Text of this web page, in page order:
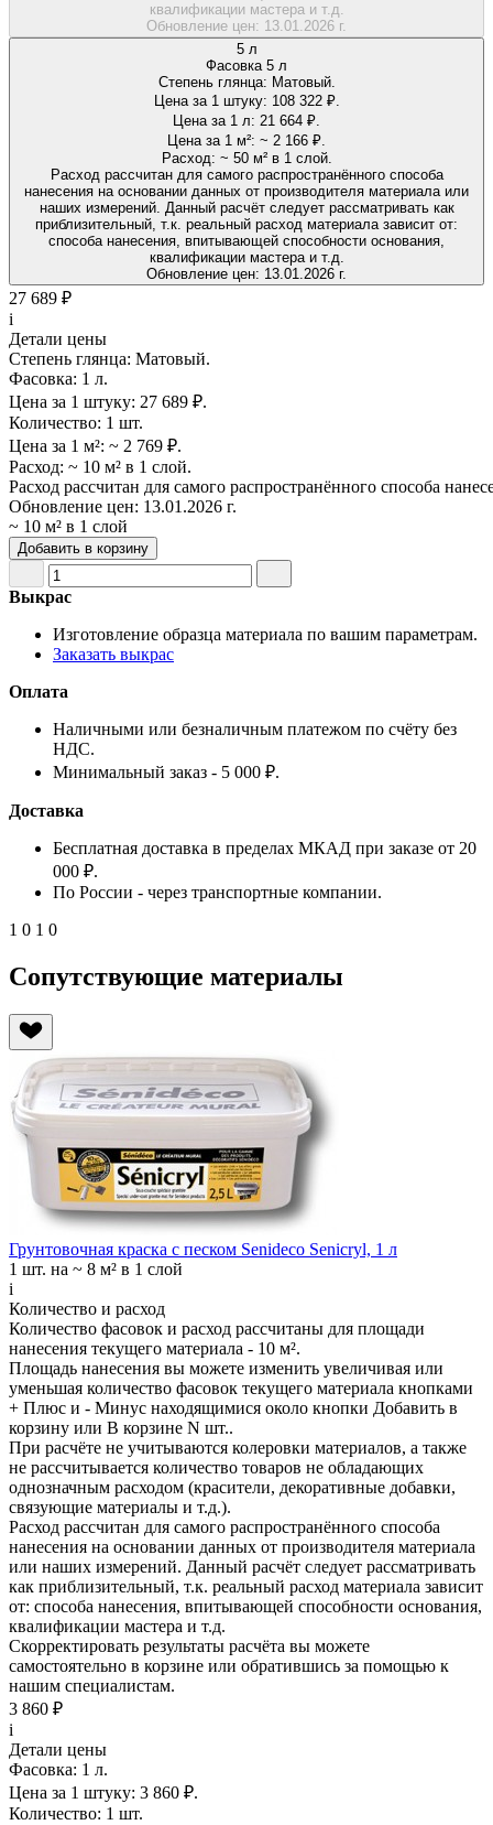
квалификации мастера и т.д.
Обновление цен: 13.01.2026 г.
5 л
Фасовка 5 л
Степень глянца: Матовый.
Цена за 1 штуку: 108 322 ₽.
Цена за 1 л: 21 664 ₽.
Цена за 1 м²: ~ 2 166 ₽.
Расход: ~ 50 м² в 1 слой.
Расход рассчитан для самого распространённого способа
нанесения на основании данных от производителя материала или
наших измерений. Данный расчёт следует рассматривать как
приблизительный, т.к. реальный расход материала зависит от:
способа нанесения, впитывающей способности основания,
квалификации мастера и т.д.
Обновление цен: 13.01.2026 г.
27 689 ₽
i
Детали цены
Степень глянца: Матовый.
Фасовка: 1 л.
Цена за 1 штуку: 27 689 ₽.
Количество: 1 шт.
Цена за 1 м²: ~ 2 769 ₽.
Расход: ~ 10 м² в 1 слой.
Расход рассчитан для самого распространённого способа
Обновление цен: 13.01.2026 г.
~ 10 м² в 1 слой
Добавить в корзину
Выкрас
Изготовление образца материала по вашим параметрам.
Заказать выкрас
Оплата
Наличными или безналичным платежом по счёту без
НДС.
Минимальный заказ - 5 000 ₽.
Доставка
Бесплатная доставка в пределах МКАД при заказе от 20
000 ₽.
По России - через транспортные компании.
1 0 1 0
Сопутствующие материалы
Грунтовочная краска с песком Senideco Senicryl, 1 л
1 шт. на ~ 8 м² в 1 слой
i
Количество и расход
Количество фасовок и расход рассчитаны для площади
нанесения текущего материала - 10 м².
Площадь нанесения вы можете изменить увеличивая или
уменьшая количество фасовок текущего материала кнопками
+ Плюс и - Минус находящимися около кнопки Добавить в
корзину или В корзине N шт..
При расчёте не учитываются колеровки материалов, а также
не рассчитывается количество товаров не обладающих
однозначным расходом (красители, декоративные добавки,
связующие материалы и т.д.).
Расход рассчитан для самого распространённого способа
нанесения на основании данных от производителя материала
или наших измерений. Данный расчёт следует рассматривать
как приблизительный, т.к. реальный расход материала зависит
от: способа нанесения, впитывающей способности основания,
квалификации мастера и т.д.
Скорректировать результаты расчёта вы можете
самостоятельно в корзине или обратившись за помощью к
нашим специалистам.
3 860 ₽
i
Детали цены
Фасовка: 1 л.
Цена за 1 штуку: 3 860 ₽.
Количество: 1 шт.